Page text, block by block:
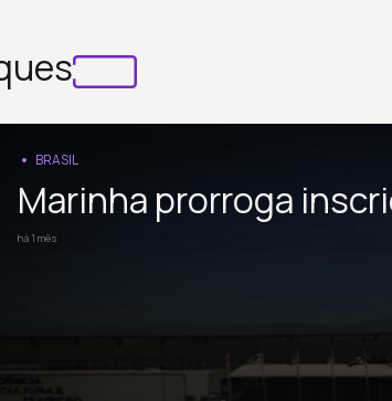
BRASIL
Marinha prorroga
há 1 mês